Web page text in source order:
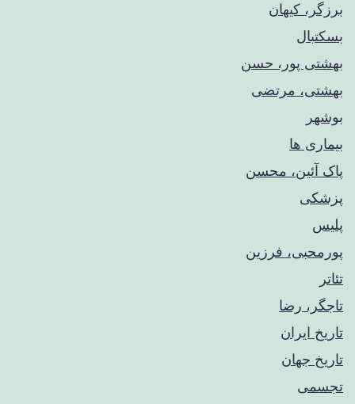
برزگر، کیهان
بسکتبال
بهشتی پور، حسن
بهشتی، مرتضی
بوشهر
بیماری ها
پاک آئین، محسن
پزشکی
پلیس
پورمحبی، فرزین
تئاتر
تاجگر، رضا
تاریخ ایران
تاریخ جهان
تجسمی